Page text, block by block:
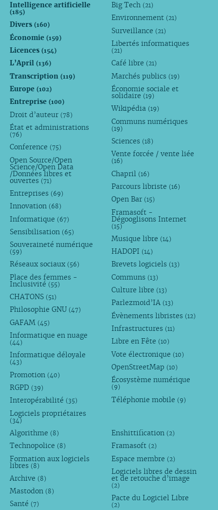
Intelligence artificielle
(185)
Divers (160)
Économie (159)
Licences (154)
L’April (136)
Transcription (119)
Europe (102)
Entreprise (100)
Droit d’auteur (78)
État et administrations
(76)
Conference (75)
Open Source/Open
Science/Open Data
/Données libres et
ouvertes (71)
Entreprises (69)
Innovation (68)
Informatique (67)
Sensibilisation (65)
Souveraineté numérique
(59)
Réseaux sociaux (56)
Place des femmes -
Inclusivité (55)
CHATONS (51)
Philosophie GNU (47)
GAFAM (45)
Informatique en nuage
(44)
Informatique déloyale
(43)
Promotion (40)
RGPD (39)
Interopérabilité (35)
Logiciels propriétaires
(34)
Big Tech (21)
Environnement (21)
Surveillance (21)
Libertés informatiques
(21)
Café libre (21)
Marchés publics (19)
Économie sociale et
solidaire (19)
Wikipédia (19)
Communs numériques
(19)
Sciences (18)
Vente forcée / vente liée
(16)
Chapril (16)
Parcours libriste (16)
Open Bar (15)
Framasoft -
Dégooglisons Internet
(15)
Musique libre (14)
HADOPI (14)
Brevets logiciels (13)
Communs (13)
Culture libre (13)
Parlezmoid’IA (13)
Évènements libristes (12)
Infrastructures (11)
Libre en Fête (10)
Vote électronique (10)
OpenStreetMap (10)
Écosystème numérique
(9)
Téléphonie mobile (9)
Algorithme (8)
Technopolice (8)
Formation aux logiciels
libres (8)
Archive (8)
Mastodon (8)
Santé (7)
Enshittification (2)
Framasoft (2)
Espace membre (2)
Logiciels libres de dessin
et de retouche d’image
(2)
Pacte du Logiciel Libre
(2)